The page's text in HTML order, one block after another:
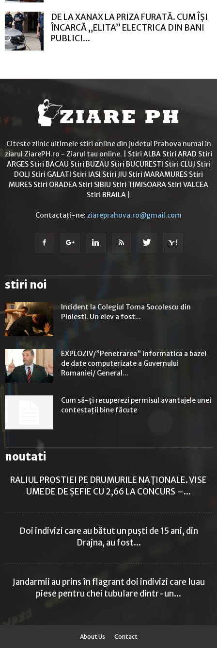
DE LA XANAX LA PRIZA FURATĂ. CUM ÎȘI
ÎNCARCĂ „ELITA” ELECTRICA DIN BANI
PUBLICI...
Citeste zilnic ultimele stiri online din judetul Prahova numai in
ziarul ZiarePH.ro - Ziarul tau online. | Stiri ALBA Stiri ARAD Stiri
ARGES Stiri BACAU Stiri BUZAU Stiri BUCURESTI Stiri CLUJ Stiri
DOLJ Stiri GALATI Stiri IASI Stiri JIU Stiri MARAMURES Stiri
MURES Stiri ORADEA Stiri SIBIU Stiri TIMISOARA Stiri VALCEA
Stiri BRAILA
Contactați-ne: ziareprahova.ro@gmail.com
stiri noi
Incident la Colegiul Toma Socolescu din
Ploiesti. Un elev a fost...
EXPLOZIV/”Penetrarea” informatica a bazei
de date computerizate a Guvernului
Romaniei/ General...
Cum să-ți recuperezi permisul avantajele unei
contestații bine făcute
noutati
RALIUL PROSTIEI PE DRUMURILE NAȚIONALE. VISE
UMEDE DE ȘEFIE CU 2,66 LA CONCURS –...
Doi indivizi care au bătut un puști de 15 ani, din
Drajna, au fost...
Jandarmii au prins în flagrant doi indivizi care luau
piese pentru chei tubulare dintr-un...
About Us Contact